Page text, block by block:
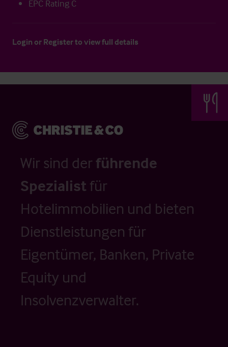
EPC Rating C
Login or Registerto view full details
Wir sind der führende
Spezialistfür
Hotelimmobilien und bieten
Dienstleistungen für
Eigentümer, Banken, Private
Equity und
Insolvenzverwalter.